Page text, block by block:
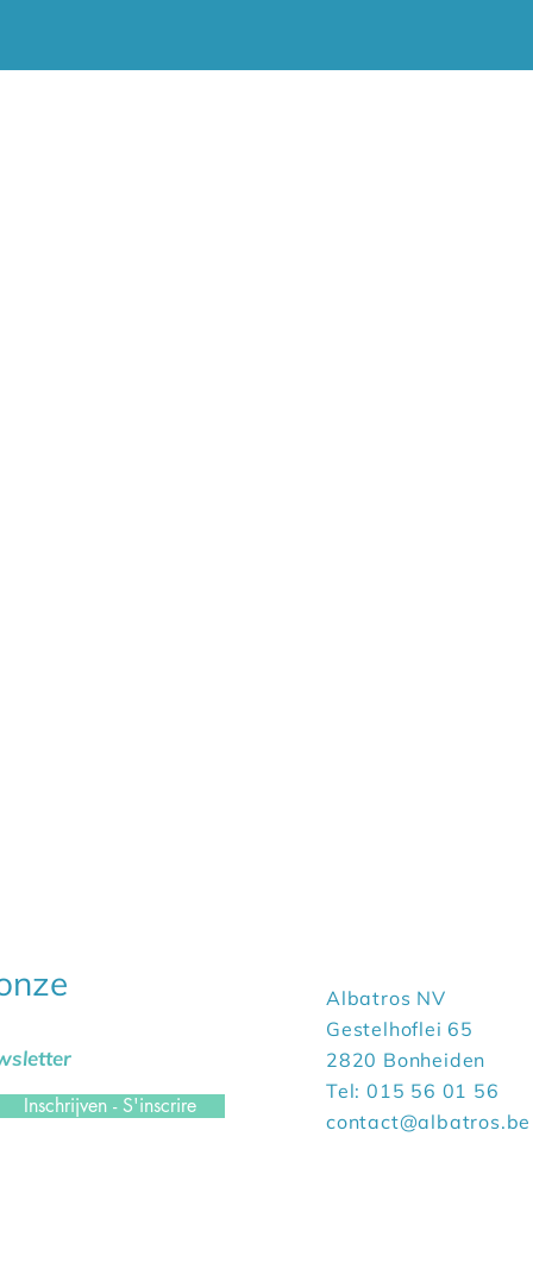
Inschrijven - S'inscrire
Albatros NV
Gestelhoflei 65
2820 Bonheiden
Tel: 015 56 01 56
contact@albatros.be